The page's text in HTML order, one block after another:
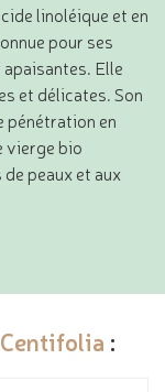
linoléique et en
pour ses
Elle
et délicates. Son
pénétration en
vierge bio
peaux et aux
Centifolia :